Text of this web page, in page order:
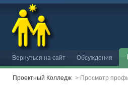
Вернуться на сайт Обсуждения
Проектный Колледж > Просмотр